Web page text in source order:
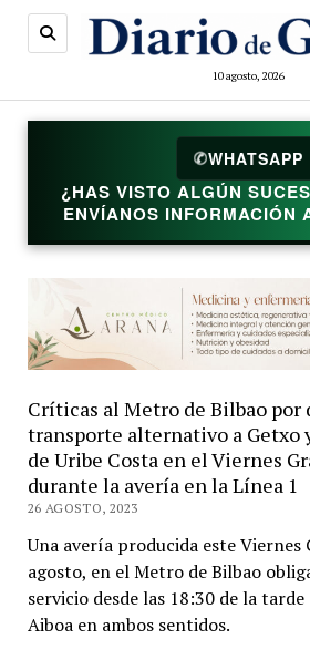
10 agosto, 2026
✆WHATSAPP
¿HAS VISTO ALGÚN
ENVÍANOS INFORMACIÓN
Críticas al Metro de Bilbao por
transporte alternativo a Getxo
de Uribe Costa en el Viernes
durante la avería en la Línea 1
26 AGOSTO, 2023
Una avería producida este Viernes
agosto, en el Metro de Bilbao
servicio desde las 18:30 de la
Aiboa en ambos sentidos.